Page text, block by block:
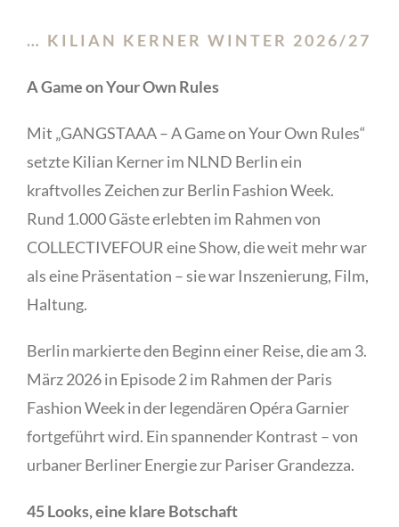
… KILIAN KERNER WINTER 2026/27
A Game on Your Own Rules
Mit „GANGSTAAA – A Game on Your Own Rules“
setzte Kilian Kerner im NLND Berlin ein
kraftvolles Zeichen zur Berlin Fashion Week.
Rund 1.000 Gäste erlebten im Rahmen von
COLLECTIVEFOUR eine Show, die weit mehr war
als eine Präsentation – sie war Inszenierung, Film,
Haltung.
Berlin markierte den Beginn einer Reise, die am 3.
März 2026 in Episode 2 im Rahmen der Paris
Fashion Week in der legendären Opéra Garnier
fortgeführt wird. Ein spannender Kontrast – von
urbaner Berliner Energie zur Pariser Grandezza.
45 Looks, eine klare Botschaft